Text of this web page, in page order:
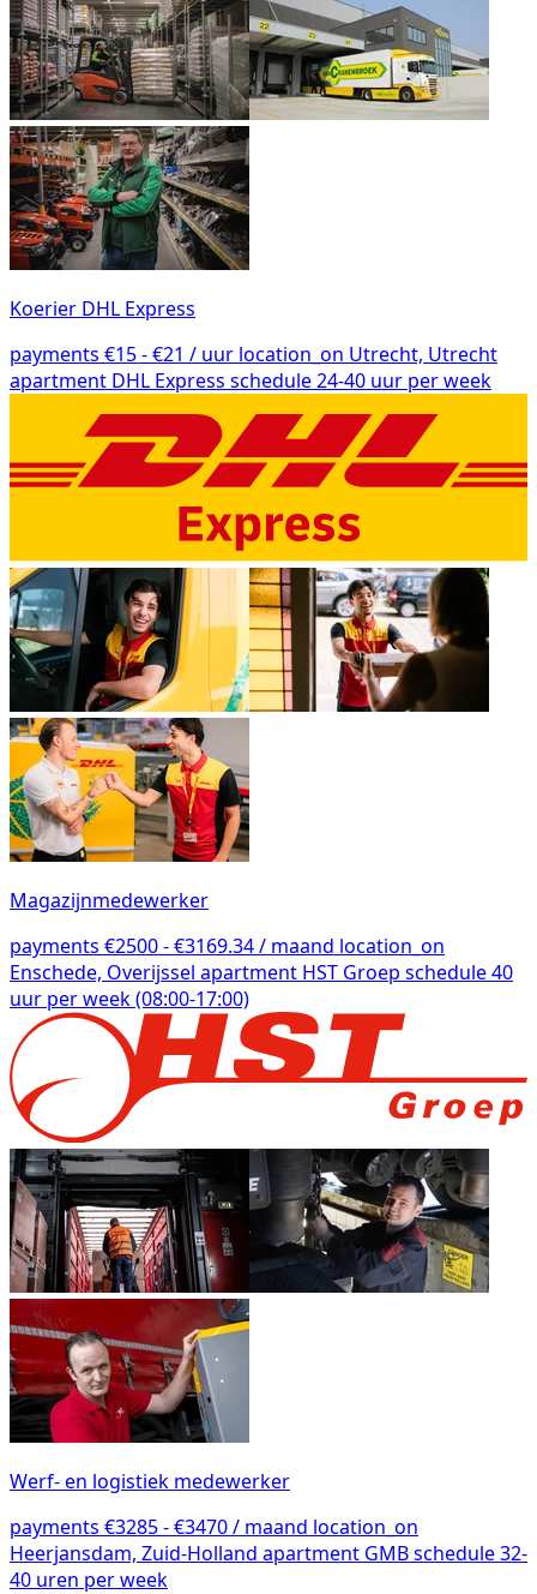
Koerier DHL Express
payments €15 - €21 / uur location_on Utrecht, Utrecht
apartment DHL Express schedule24-40 uur per week
Magazijnmedewerker
payments €2500 - €3169.34 / maand location_on
Enschede, Overijssel apartment HST Groep schedule40
uur per week (08:00-17:00)
Werf- en logistiek medewerker
payments €3285 - €3470 / maand location_on
Heerjansdam, Zuid-Holland apartment GMBschedule32-
40 uren per week